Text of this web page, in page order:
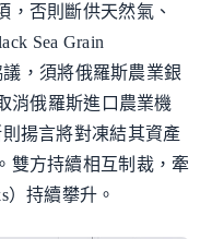
，否則斷供天然氣、
Sea Grain
，須將俄羅斯農業銀
消俄羅斯進口農業機
揚言將對凍結其資產
雙方持續相互制裁，牽
）持續攀升。